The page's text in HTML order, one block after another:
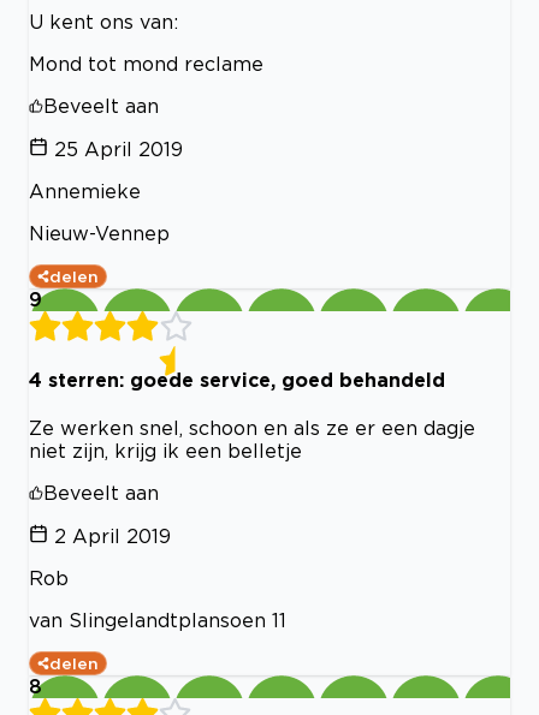
U kent ons van:
Mond tot mond reclame
Beveelt aan
25 April 2019
Annemieke
Nieuw-Vennep
delen
9
4 sterren: goede service, goed behandeld
Ze werken snel, schoon en als ze er een dagje
niet zijn, krijg ik een belletje
Beveelt aan
2 April 2019
Rob
van Slingelandtplansoen 11
delen
8